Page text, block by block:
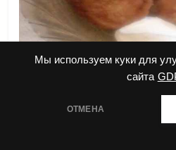
Мы используем куки для
сайта
ОТМЕНА
РЕЦЕПТЫ
Пышные оладьи из